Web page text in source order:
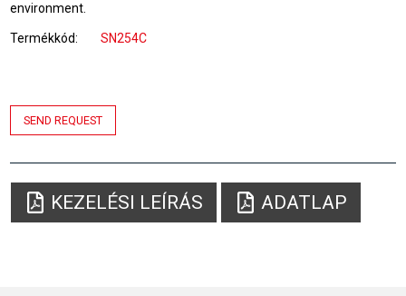
environment.
Termékkód SN254C
SEND REQUEST
KEZELÉSI LEÍRÁS ADATLAP